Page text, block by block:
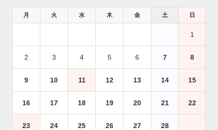
月 火 水 木 金 土 日
1
2 3 4 5 6 7 8
9 10 11 12 13 14 15
16 17 18 19 20 21 22
23 24 25 26 27 28